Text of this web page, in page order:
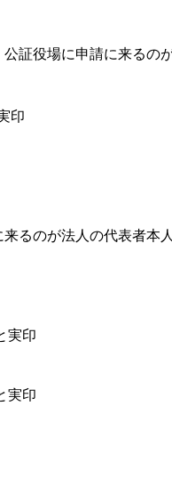
証役場に申請に来るの
印
るのが法人の代表者本
実印
実印